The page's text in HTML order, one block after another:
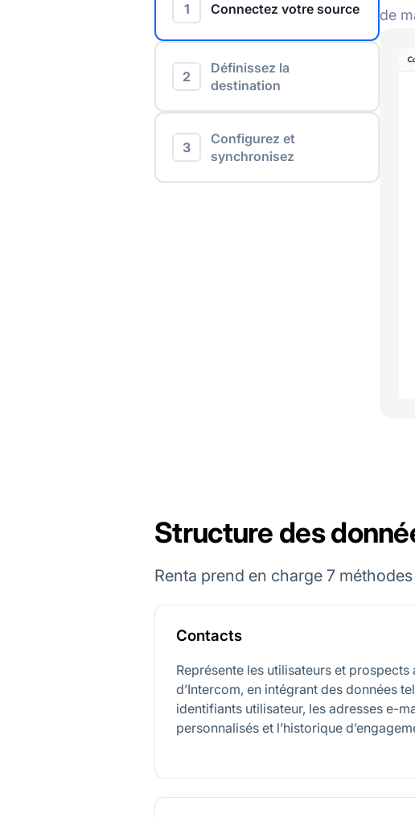
1 Connectez votre source
2
Définissez la
destination
3
Configurez et
synchronisez
de
Structure des
Renta prend en charge 7
Contacts
Représente les utilisateurs et prospects
d’Intercom, en intégrant des données
identifiants utilisateur, les adresses e-
personnalisés et l’historique